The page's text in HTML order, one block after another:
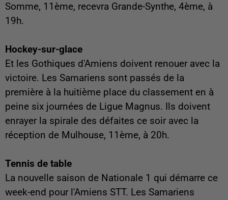
Somme, 11ème, recevra Grande-Synthe, 4ème, à
19h.
Hockey-sur-glace
Et les Gothiques d'Amiens doivent renouer avec la
victoire. Les Samariens sont passés de la
première à la huitième place du classement en à
peine six journées de Ligue Magnus. Ils doivent
enrayer la spirale des défaites ce soir avec la
réception de Mulhouse, 11ème, à 20h.
Tennis de table
La nouvelle saison de Nationale 1 qui démarre ce
week-end pour l'Amiens STT. Les Samariens